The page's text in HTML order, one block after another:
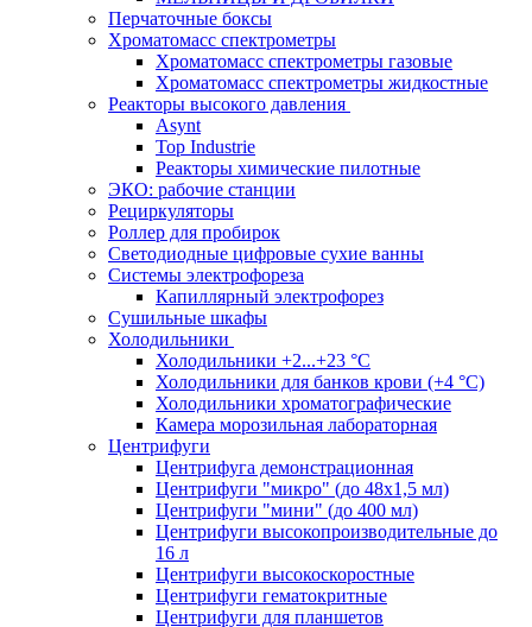
Перчаточные боксы
Хроматомасс спектрометры
Хроматомасс спектрометры газовые
Хроматомасс спектрометры жидкостные
Реакторы высокого давления
Asynt
Top Industrie
Реакторы химические пилотные
ЭКО: рабочие станции
Рециркуляторы
Роллер для пробирок
Светодиодные цифровые сухие ванны
Системы электрофореза
Капиллярный электрофорез
Сушильные шкафы
Холодильники
Холодильники +2...+23 °С
Холодильники для банков крови (+4 °С)
Холодильники хроматографические
Камера морозильная лабораторная
Центрифуги
Центрифуга демонстрационная
Центрифуги "микро" (до 48x1,5 мл)
Центрифуги "мини" (до 400 мл)
Центрифуги высокопроизводительные до
16 л
Центрифуги высокоскоростные
Центрифуги гематокритные
Центрифуги для планшетов